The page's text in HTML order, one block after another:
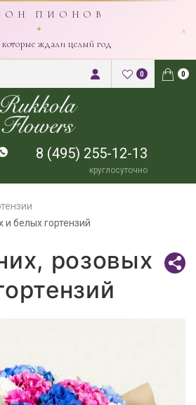
О Н П И О Н О В
✦
ждали целый год
×
0 0
8 (495) 255-12-13
круглосуточно
и белых гортензий
розовых